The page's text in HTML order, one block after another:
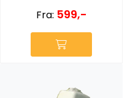
Fra: 599,-